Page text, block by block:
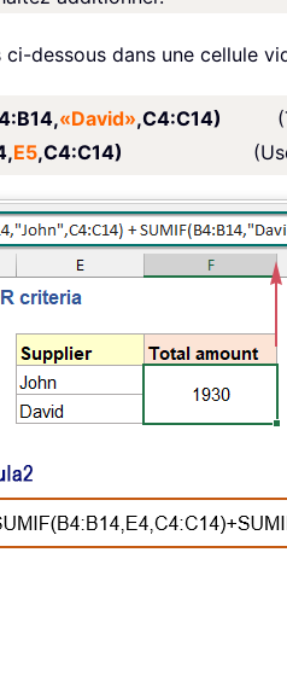
dessous dans une cellule
«David»,C4:C14)
E5,C4:C14)